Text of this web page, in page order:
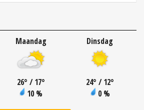
Maandag
26° / 17°
10 %
Dinsdag
24° / 12°
0 %